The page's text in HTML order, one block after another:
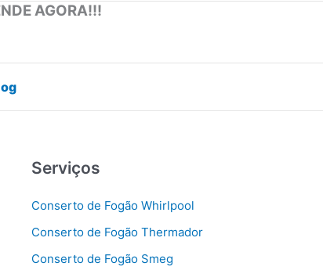
AGORA!!!
Serviços
Conserto de Fogão Whirlpool
Conserto de Fogão Thermador
Conserto de Fogão Smeg